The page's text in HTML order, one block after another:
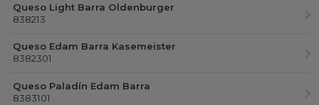
Queso Light Barra Oldenburger
838213
Queso Edam Barra Kasemeister
8382301
Queso Paladín Edam Barra
8383101